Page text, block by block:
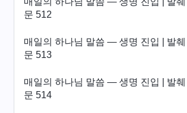
문 512
매일의 하나님 말씀 ― 생명 진입 | 발췌
문 513
매일의 하나님 말씀 ― 생명 진입 | 발췌
문 514